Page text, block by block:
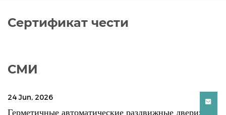
Сертификат чести
СМИ
автоматические раздвижные двери:
12 Jun,
Окна для